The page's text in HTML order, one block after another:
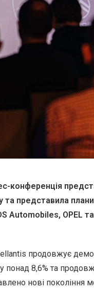
конференція
та представила
Automobiles, OPEL
продовжує
понад 8,6% та
нові покоління